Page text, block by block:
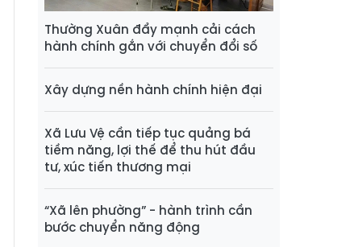
Thường Xuân đẩy mạnh cải cách
hành chính gắn với chuyển đổi số
Xây dựng nền hành chính hiện đại
Xã Lưu Vệ cần tiếp tục quảng bá
tiềm năng, lợi thế để thu hút đầu
tư, xúc tiến thương mại
“Xã lên phường” - hành trình cần
bước chuyển năng động